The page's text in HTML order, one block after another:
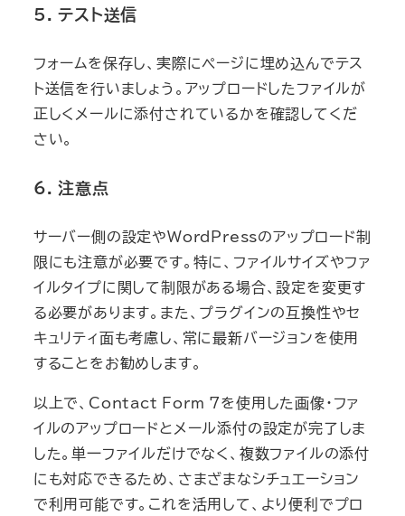
5. テスト送信
フォームを保存し、実際にページに埋め込んでテス
ト送信を行いましょう。アップロードしたファイルが
正しくメールに添付されているかを確認してくだ
さい。
6. 注意点
サーバー側の設定やWordPressのアップロード制
限にも注意が必要です。特に、ファイルサイズやファ
イルタイプに関して制限がある場合、設定を変更す
る必要があります。また、プラグインの互換性やセ
キュリティ面も考慮し、常に最新バージョンを使用
することをお勧めします。
以上で、Contact Form 7を使用した画像・ファ
イルのアップロードとメール添付の設定が完了しま
した。単一ファイルだけでなく、複数ファイルの添付
にも対応できるため、さまざまなシチュエーション
で利用可能です。これを活用して、より便利でプロ